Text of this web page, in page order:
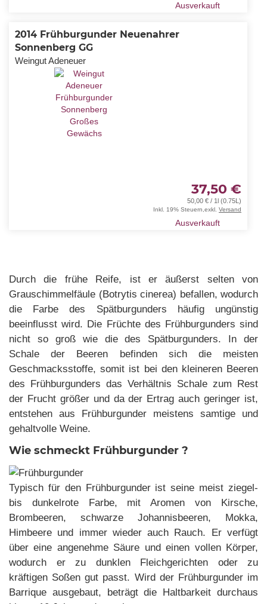
Ausverkauft
2014 Frühburgunder Neuenahrer
Sonnenberg GG
Weingut Adeneuer
37,50 €
50,00 € / 1l (0.75L)
Inkl. 19% Steuern exkl. Versand
Ausverkauft
Durch die frühe Reife, ist er äußerst selten von
Grauschimmelfäule (Botrytis cinerea) befallen, wodurch
die Farbe des Spätburgunders häufig ungünstig
beeinflusst wird. Die Früchte des Frühburgunders sind
nicht so groß wie die des Spätburgunders. In der
Schale der Beeren befinden sich die meisten
Geschmacksstoffe, somit ist bei den kleineren Beeren
des Frühburgunders das Verhältnis Schale zum Rest
der Frucht größer und da der Ertrag auch geringer ist,
entstehen aus Frühburgunder meistens samtige und
gehaltvolle Weine.
Wie schmeckt Frühburgunder ?
Typisch für den Frühburgunder ist seine meist ziegel-
bis dunkelrote Farbe, mit Aromen von Kirsche,
Brombeeren, schwarze Johannisbeeren, Mokka,
Himbeere und immer wieder auch Rauch. Er verfügt
über eine angenehme Säure und einen vollen Körper,
wodurch er zu dunklen Fleichgerichten oder zu
kräftigen Soßen gut passt. Wird der Frühburgunder im
Barrique ausgebaut, beträgt die Haltbarkeit durchaus